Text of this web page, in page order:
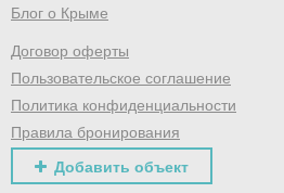
Блог о Крыме
Договор оферты
Пользовательское соглашение
Политика конфиденциальности
Правила бронирования
Добавить объект